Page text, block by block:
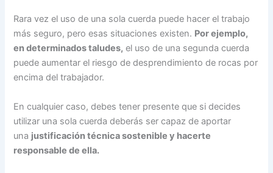
Rara vez el uso de una sola cuerda puede hacer el trabajo
más seguro, pero esas situaciones existen. Por ejemplo,
en determinados taludes, el uso de una segunda cuerda
puede aumentar el riesgo de desprendimiento de rocas por
encima del trabajador.
En cualquier caso, debes tener presente que si decides
utilizar una sola cuerda deberás ser capaz de aportar
una justificación técnica sostenible y hacerte
responsable de ella.